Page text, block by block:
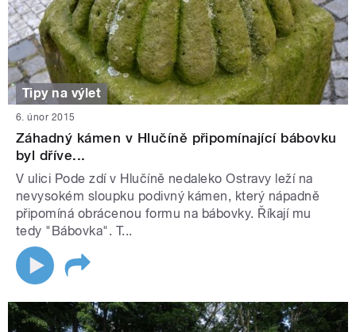
Tipy na výlet
6. únor 2015
Záhadný kámen v Hlučíně připomínající bábovku
byl dříve...
V ulici Pode zdí v Hlučíně nedaleko Ostravy leží na
nevysokém sloupku podivný kámen, který nápadně
připomíná obrácenou formu na bábovky. Říkají mu
tedy "Bábovka". T...